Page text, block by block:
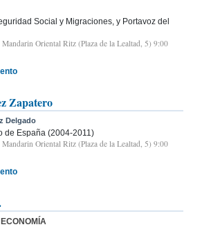
Social y Migraciones, y Portavoz del
Oriental Ritz (Plaza de la Lealtad, 5) 9:00
Zapatero
Delgado
de España (2004-2011)
Oriental Ritz (Plaza de la Lealtad, 5) 9:00